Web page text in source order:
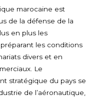
marocaine est
de la défense de la
en plus les
les conditions
divers et en
Le
stratégique du pays se
de l’aéronautique,